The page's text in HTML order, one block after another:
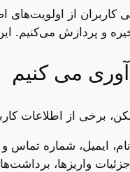
از اولویت‌های
ذخیره و پردازش
می‌ کنیم
برخی از اطلاعات
ایمیل، شماره تماس و
واریزها،